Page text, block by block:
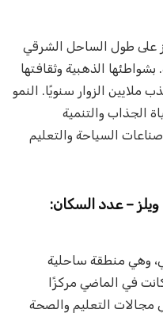
على طول الساحل الشرقي
بشواطئها الذهبية وثقافتها
ملايين الزوار سنويًا. النمو
الجذاب والتنمية
السياحة والتعليم
ويلز – عدد السكان:
وهي منطقة ساحلية
في الماضي مركزًا
مجالات التعليم والصحة